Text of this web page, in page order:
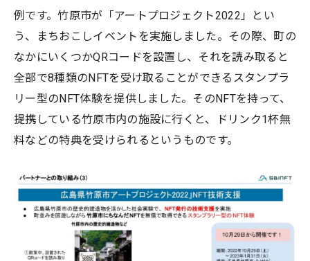
例です。竹原市が「アートプロジェクト2022」とい
う、まちおこしイベントを実施しました。その際、町の
なかにいくつかQRコードを設置し、それを読み取ると
全部で8種類のNFTを受け取ることができるスタンプラ
リー型のNFT体験を提供しました。そのNFTを持って、
提携している竹原市内の施設に行くと、ドリンク1杯無
料などの特典を受けられるというものです。